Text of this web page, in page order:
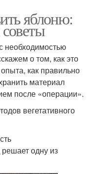
яблоню:
необходимостью
о том, как это
как правильно
материал
после «операции».
вегетативного
одну из